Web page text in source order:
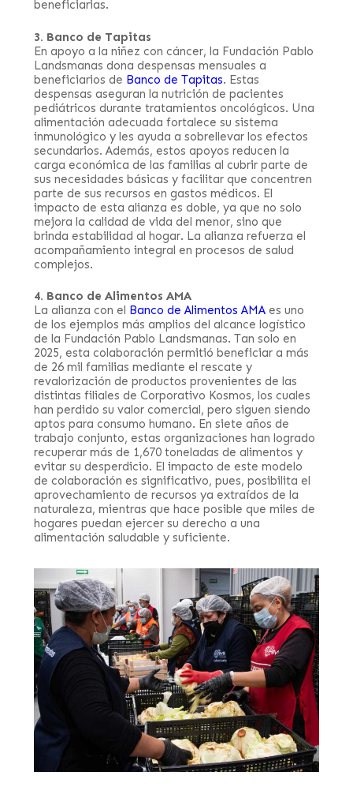
beneficiarias.
3. Banco de Tapitas
En apoyo a la niñez con cáncer, la Fundación Pablo
Landsmanas dona despensas mensuales a
beneficiarios de Banco de Tapitas. Estas
despensas aseguran la nutrición de pacientes
pediátricos durante tratamientos oncológicos. Una
alimentación adecuada fortalece su sistema
inmunológico y les ayuda a sobrellevar los efectos
secundarios. Además, estos apoyos reducen la
carga económica de las familias al cubrir parte de
sus necesidades básicas y facilitar que concentren
parte de sus recursos en gastos médicos. El
impacto de esta alianza es doble, ya que no solo
mejora la calidad de vida del menor, sino que
brinda estabilidad al hogar. La alianza refuerza el
acompañamiento integral en procesos de salud
complejos.
4. Banco de Alimentos AMA
La alianza con el Banco de Alimentos AMAes uno
de los ejemplos más amplios del alcance logístico
de la Fundación Pablo Landsmanas. Tan solo en
2025, esta colaboración permitió beneficiar a más
de 26 mil familias mediante el rescate y
revalorización de productos provenientes de las
distintas filiales de Corporativo Kosmos, los cuales
han perdido su valor comercial, pero siguen siendo
aptos para consumo humano. En siete años de
trabajo conjunto, estas organizaciones han logrado
recuperar más de 1,670 toneladas de alimentos y
evitar su desperdicio. El impacto de este modelo
de colaboración es significativo, pues, posibilita el
aprovechamiento de recursos ya extraídos de la
naturaleza, mientras que hace posible que miles de
hogares puedan ejercer su derecho a una
alimentación saludable y suficiente.